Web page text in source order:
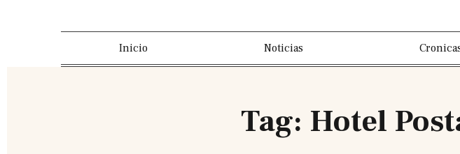
Inicio Noticias
Tag: Hotel